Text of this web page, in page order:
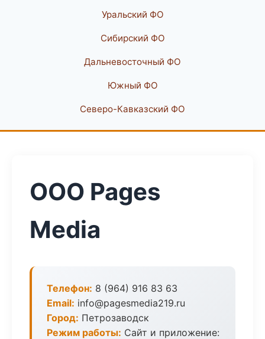
Уральский ФО
Сибирский ФО
Дальневосточный ФО
Южный ФО
Северо-Кавказский ФО
ООО Pages
Media
Телефон: 8 (964) 916 83 63
Email: info@pagesmedia219.ru
Город: Петрозаводск
Режим работы: Сайт и приложение: